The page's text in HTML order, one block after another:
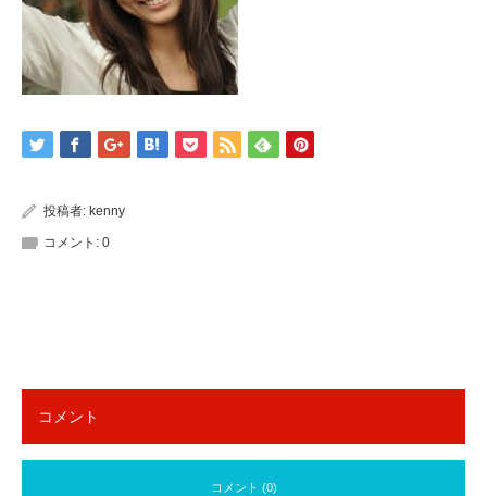
投稿者: kenny
コメント: 0
コメント
コメント (0)